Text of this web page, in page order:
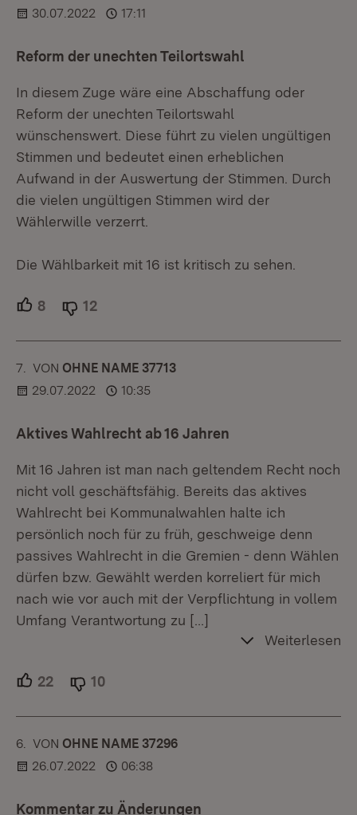
30.07.2022
17:11
Reform der unechten Teilortswahl
In diesem Zuge wäre eine Abschaffung oder
Reform der unechten Teilortswahl
wünschenswert. Diese führt zu vielen ungültigen
Stimmen und bedeutet einen erheblichen
Aufwand in der Auswertung der Stimmen. Durch
die vielen ungültigen Stimmen wird der
Wählerwille verzerrt.
Die Wählbarkeit mit 16 ist kritisch zu sehen.
8 Unterstützer.
12
7. KOMMENTAR
VON :OHNE NAME 37713
29.07.2022
10:35
Aktives Wahlrecht ab 16 Jahren
Mit 16 Jahren ist man nach geltendem Recht noch
nicht voll geschäftsfähig. Bereits das aktives
Wahlrecht bei Kommunalwahlen halte ich
persönlich noch für zu früh, geschweige denn
passives Wahlrecht in die Gremien - denn Wählen
dürfen bzw. Gewählt werden korreliert für mich
nach wie vor auch mit der Verpflichtung in vollem
Umfang Verantwortung zu […]
Weiterlesen
22 Unterstützer.
10
6. KOMMENTAR
VON :OHNE NAME 37296
26.07.2022
06:38
Kommentar zu Änderungen